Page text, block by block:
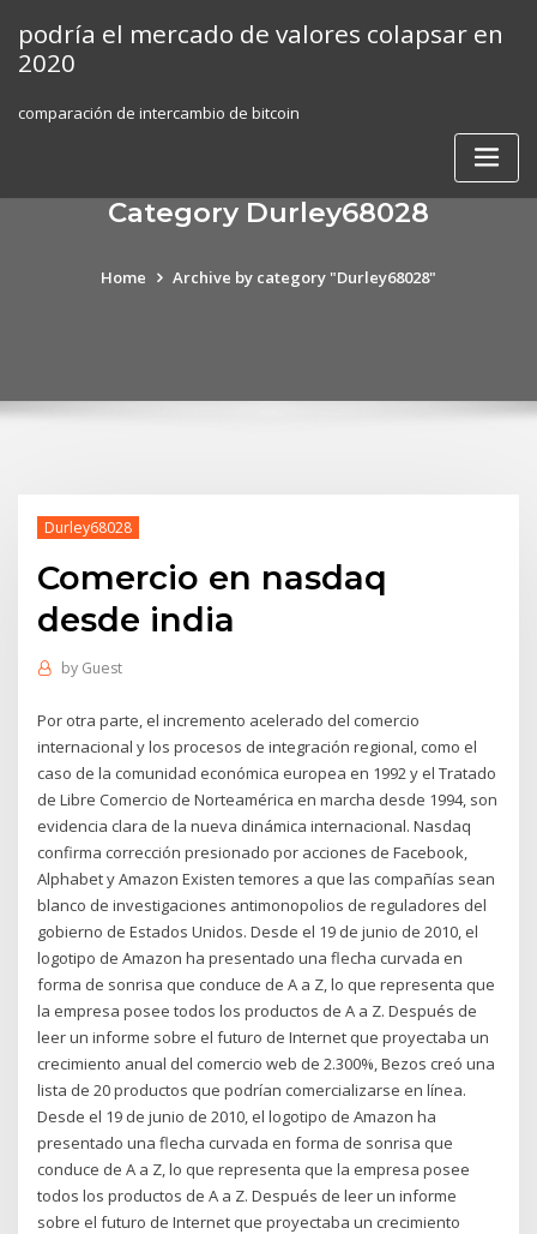
content
podría el mercado de valores colapsar en
2020
comparación de intercambio de bitcoin
Category Durley68028
Home Archive by category "Durley68028"
Durley68028
Comercio en nasdaq
desde india
by Guest
Por otra parte, el incremento acelerado del comercio
internacional y los procesos de integración regional, como el
caso de la comunidad económica europea en 1992 y el Tratado
de Libre Comercio de Norteamérica en marcha desde 1994, son
evidencia clara de la nueva dinámica internacional. Nasdaq
confirma corrección presionado por acciones de Facebook,
Alphabet y Amazon Existen temores a que las compañías sean
blanco de investigaciones antimonopolios de reguladores del
gobierno de Estados Unidos. Desde el 19 de junio de 2010, el
logotipo de Amazon ha presentado una flecha curvada en
forma de sonrisa que conduce de A a Z, lo que representa que
la empresa posee todos los productos de A a Z. Después de
leer un informe sobre el futuro de Internet que proyectaba un
crecimiento anual del comercio web de 2.300%, Bezos creó una
lista de 20 productos que podrían comercializarse en línea.
Desde el 19 de junio de 2010, el logotipo de Amazon ha
presentado una flecha curvada en forma de sonrisa que
conduce de A a Z, lo que representa que la empresa posee
todos los productos de A a Z. Después de leer un informe
sobre el futuro de Internet que proyectaba un crecimiento